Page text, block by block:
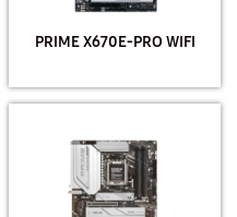
PRIME X670E-PRO WIFI